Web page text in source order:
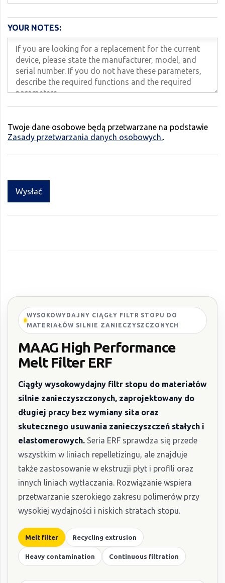
YOUR NOTES:
Twoje dane osobowe będą przetwarzane na podstawie
Zasady przetwarzania danych osobowych.
Wysłać
WYSOKOWYDAJNY CIĄGŁY FILTR STOPU DO
MATERIAŁÓW SILNIE ZANIECZYSZCZONYCH
MAAG High Performance
Melt Filter ERF
Ciągły wysokowydajny filtr stopu do materiałów
silnie zanieczyszczonych, zaprojektowany do
długiej pracy bez wymiany sita oraz
skutecznego usuwania zanieczyszczeń stałych i
elastomerowych. Seria ERF sprawdza się przede
wszystkim w liniach repelletizingu, ale znajduje
także zastosowanie w ekstruzji płyt i profili oraz
innych liniach wytłaczania. Rozwiązanie wspiera
przetwarzanie szerokiego zakresu polimerów przy
wysokiej wydajności i niskich stratach stopu.
Melt filter Recycling extrusion
Heavy contamination Continuous filtration